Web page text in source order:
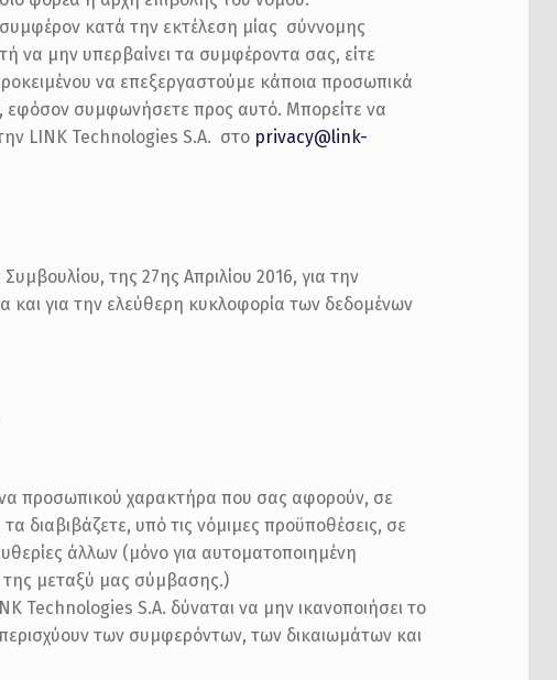
κατά την εκτέλεση μίας σύννομης
να μην υπερβαίνει τα συμφέροντα σας, είτε
να επεξεργαστούμε κάποια προσωπικά
εφόσον συμφωνήσετε προς αυτό. Μπορείτε να
LINK Technologies S.A. στο privacy@link-
της 27ης Απριλίου 2016, για την
για την ελεύθερη κυκλοφορία των δεδομένων
προσωπικού χαρακτήρα που σας αφορούν, σε
υπό τις νόμιμες προϋποθέσεις, σε
άλλων (μόνο για αυτοματοποιημένη
της μεταξύ μας σύμβασης.)
Technologies S.A. δύναται να μην ικανοποιήσει το
των συμφερόντων, των δικαιωμάτων και